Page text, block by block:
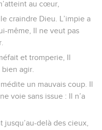
au cœur,
craindre Dieu. L’impie a
même, Il ne veut pas
et tromperie, Il
agir.
un mauvais coup. Il
voie sans issue : Il n’a
delà des cieux,